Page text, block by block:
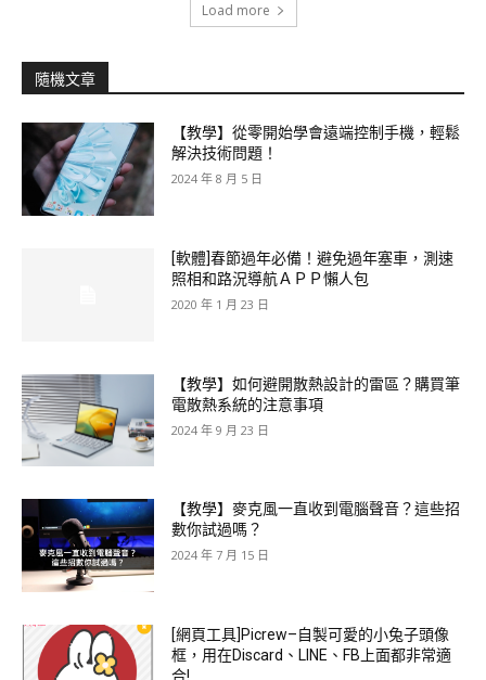
Load more
隨機文章
【教學】從零開始學會遠端控制手機，輕鬆
解決技術問題！
2024 年 8 月 5 日
[軟體]春節過年必備！避免過年塞車，測速
照相和路況導航ＡＰＰ懶人包
2020 年 1 月 23 日
【教學】如何避開散熱設計的雷區？購買筆
電散熱系統的注意事項
2024 年 9 月 23 日
【教學】麥克風一直收到電腦聲音？這些招
數你試過嗎？
2024 年 7 月 15 日
[網頁工具]Picrew–自製可愛的小兔子頭像
框，用在Discard、LINE、FB上面都非常適
合!